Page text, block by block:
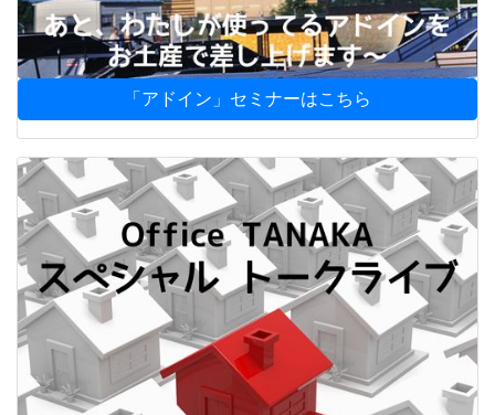
「アドイン」セミナーはこちら